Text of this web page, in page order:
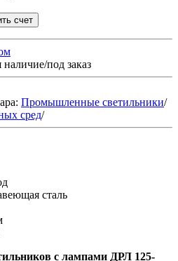
счет
наличие/под заказ
Промышленные светильники/
сред/
сталь
с лампами ДРЛ 125-